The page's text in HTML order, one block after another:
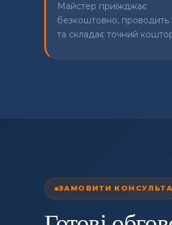
Майстер приїжджає
безкоштовно, проводить
та складає точний
ЗАМОВИТИ